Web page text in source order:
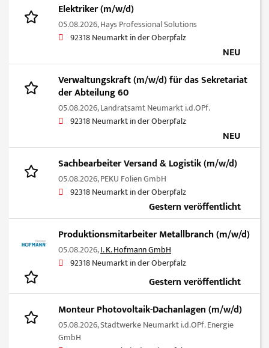
Elektriker (m/w/d)
05.08.2026,Hays Professional Solutions
92318 Neumarkt in der Oberpfalz
NEU
Verwaltungskraft (m/w/d) für das Sekretariat
der Abteilung 60
05.08.2026,Landratsamt Neumarkt i.d.OPf.
92318 Neumarkt in der Oberpfalz
NEU
Sachbearbeiter Versand & Logistik (m/w/d)
05.08.2026,PEKU Folien GmbH
92318 Neumarkt in der Oberpfalz
Gestern veröffentlicht
Produktionsmitarbeiter Metallbranch (m/w/d)
05.08.2026,I. K. Hofmann GmbH
92318 Neumarkt in der Oberpfalz
Gestern veröffentlicht
Monteur Photovoltaik-Dachanlagen (m/w/d)
05.08.2026,Stadtwerke Neumarkt i.d.OPf. Energie
GmbH